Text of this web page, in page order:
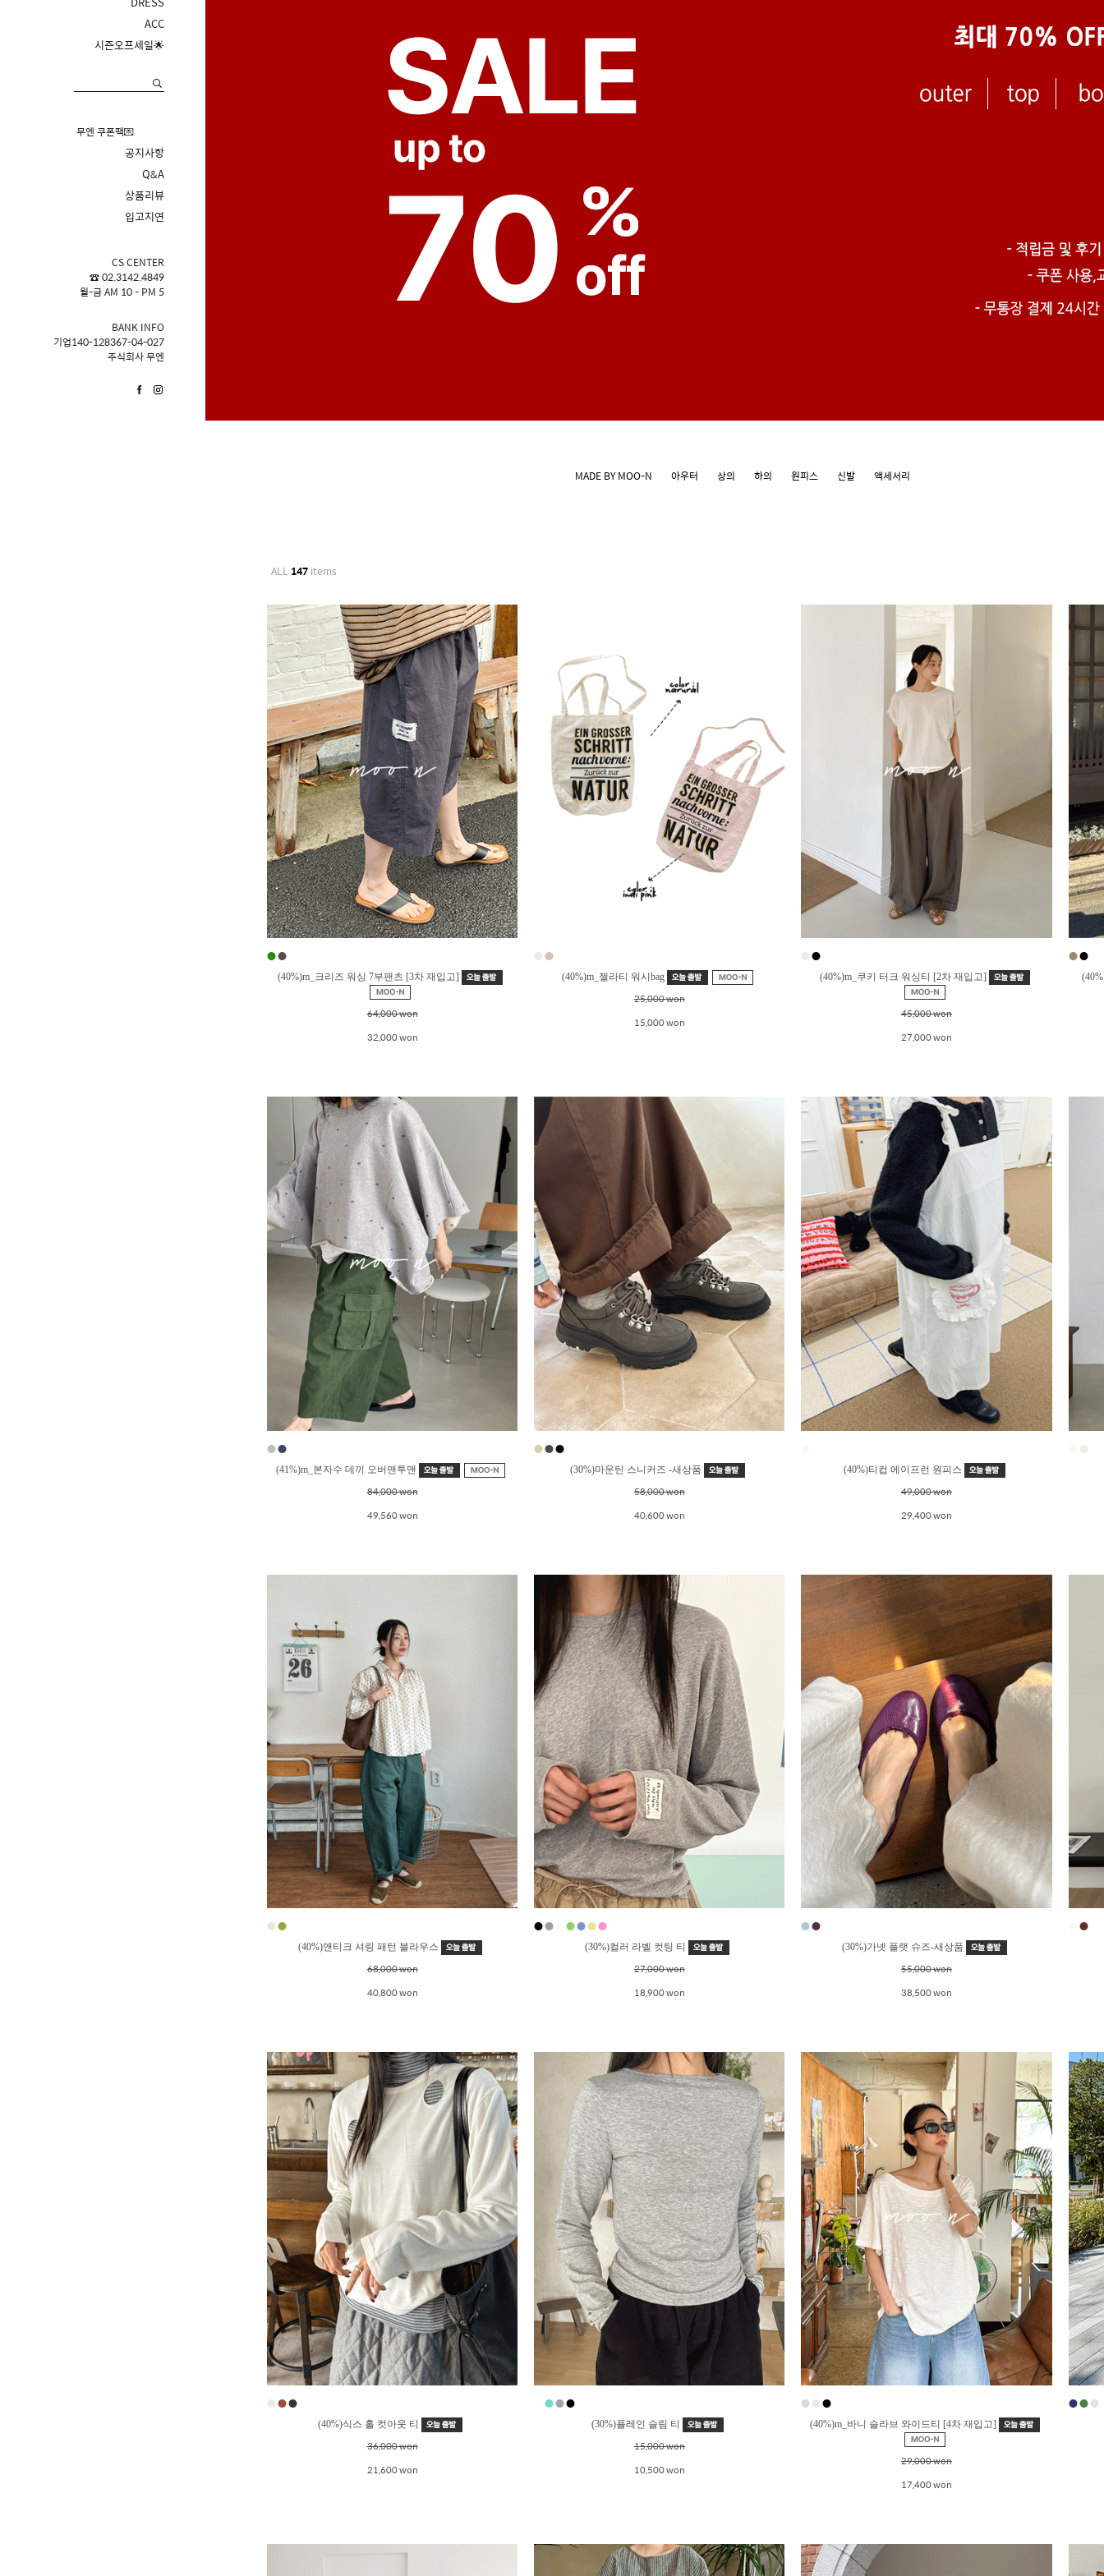
ACC
시즌오프세일🌟
무엔 쿠폰팩💌
공지사항
Q&A
상품리뷰
입고지연
CS CENTER
☎ 02.3142.4849
월-금 AM 10 - PM 5
BANK INFO
기업140-128367-04-027
주식회사 무엔
MADE BY MOO-N 아우터 상의 하의 원피스 신발 액세서리
ALL 147 items
●●
(40%)m_크리즈 워싱 7부팬츠 [3차 재입고]
64,000 won
32,000 won
●●
(40%)m_젤라티 워시bag
25,000 won
15,000 won
● ●
(40%)m_쿠키 터크 워싱티 [2차 재입고]
45,000 won
27,000 won
●●
●●
(41%)m_본자수 데끼 오버맨투맨
84,000 won
49,560 won
●●●
(30%)마운틴 스니커즈 -새상품
58,000 won
40,600 won
(40%)티컵 에이프런 원피스
49,000 won
29,400 won
●
●●
(40%)앤티크 셔링 패턴 블라우스
68,000 won
40,800 won
●● ●●●●
(30%)컬러 라벨 컷팅 티
27,000 won
18,900 won
●●
(30%)가넷 플랫 슈즈-새상품
55,000 won
38,500 won
●
●●●
(40%)식스 홀 컷아웃 티
36,000 won
21,600 won
●●●
(30%)플레인 슬림 티
15,000 won
10,500 won
● ● ●
(40%)m_바니 슬라브 와이드티 [4차 재입고]
29,000 won
17,400 won
●●●